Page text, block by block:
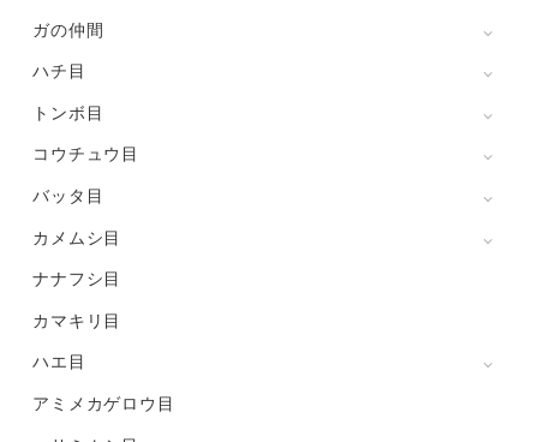
ガの仲間
ハチ目
トンボ目
コウチュウ目
バッタ目
カメムシ目
ナナフシ目
カマキリ目
ハエ目
アミメカゲロウ目